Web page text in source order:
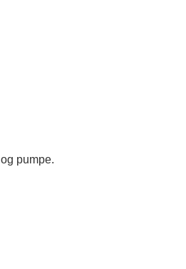
pumpe.